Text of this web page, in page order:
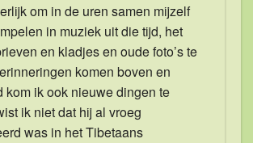
om in de uren samen mijzelf
in muziek uit die tijd, het
en kladjes en oude foto’s te
komen boven en
kom ik ook nieuwe dingen te
ik niet dat hij al vroeg
was in het Tibetaans